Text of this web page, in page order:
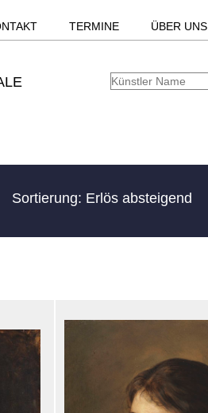
TERMINE ÜBER UNS
Sortierung: Erlös absteigend